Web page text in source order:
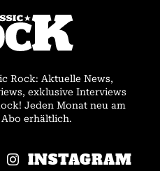
Rock: Aktuelle News,
exklusive Interviews
Jeden Monat neu am
erhältlich.
INSTAGRAM